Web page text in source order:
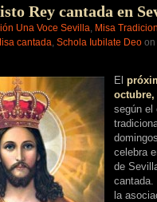
Rey cantada en
Una Voce Sevilla Misa
cantada Schola Iubilate Deo on
El
octubre,
según el
celebra
de
cantada.
la